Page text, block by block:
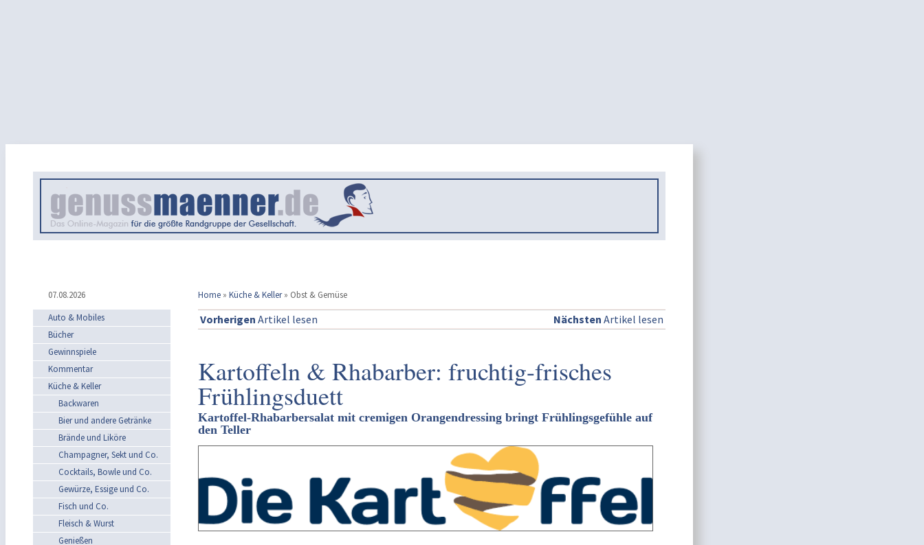
07.08.2026 Home » Küche & Keller » Obst & Gemüse
Auto & Mobiles
Bücher
Gewinnspiele
Kommentar
Küche & Keller
Backwaren
Bier und andere Getränke
Brände und Liköre
Champagner, Sekt und Co.
Cocktails, Bowle und Co.
Gewürze, Essige und Co.
Fisch und Co.
Fleisch & Wurst
Genießen
Vorherigen Artikel lesen Nächsten Artikel lesen
Kartoffeln & Rhabarber: fruchtig-frisches
Frühlingsduett
Kartoffel-Rhabarbersalat mit cremigen Orangendressing bringt Frühlingsgefühle auf
den Teller